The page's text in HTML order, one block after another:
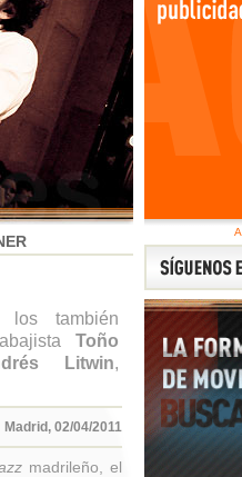
también
Toño
Litwin,
Madrid, 02/04/2011
madrileño, el